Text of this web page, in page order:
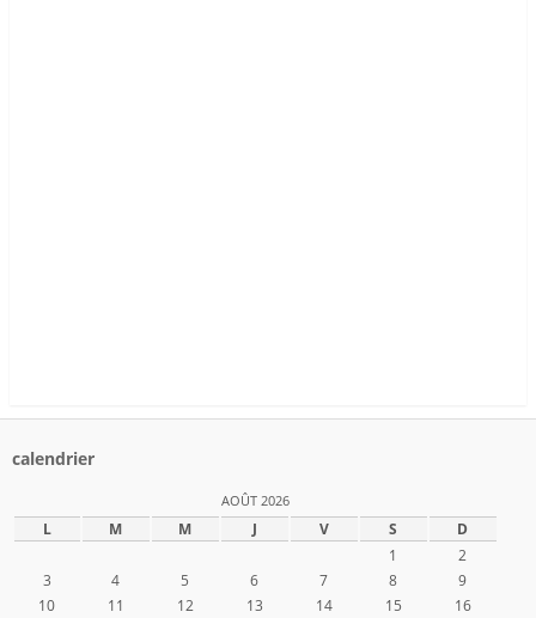
calendrier
AOÛT 2026
L M M J V S D
1
2
3
4 5 6 7 8
9
10
11 12 13 14 15
16